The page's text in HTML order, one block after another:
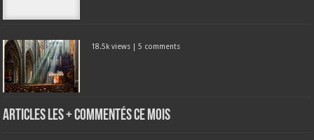
18.5k views |5 comments
Articles les + commentés ce mois